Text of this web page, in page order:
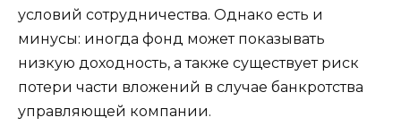
условий сотрудничества. Однако есть и
минусы: иногда фонд может показывать
низкую доходность, а также существует риск
потери части вложений в случае банкротства
управляющей компании.